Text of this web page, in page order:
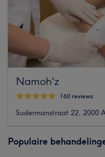
Namoh'z
160 reviews
Sudermanstraat 22, 2000
Populaire